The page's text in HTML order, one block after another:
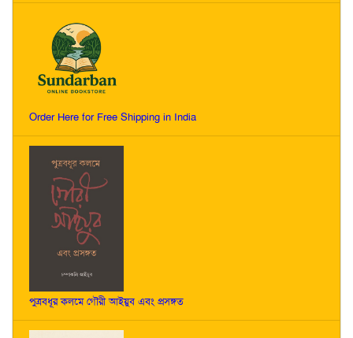
Order Here for Free Shipping in India
পুত্রবধূর কলমে গৌরী আইয়ুব এবং প্রসঙ্গত